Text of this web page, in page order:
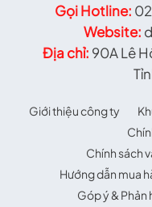
Gọi Hotline:
Website:
Địa chỉ: 90A Lê
Giới thiệu công ty
Chính sách
Hướng dẫn mua
Góp ý & Phản